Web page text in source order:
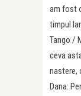
am fost
timpul
Tango /
ceva
nastere,
Dana: